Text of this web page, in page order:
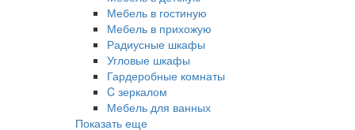
Мебель в гостиную
Мебель в прихожую
Радиусные шкафы
Угловые шкафы
Гардеробные комнаты
C зеркалом
Мебель для ванных
Показать еще